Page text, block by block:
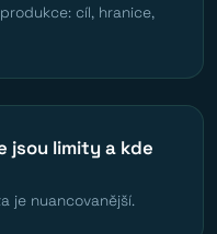
cíl, hranice,
jsou limity a kde
je nuancovanější.